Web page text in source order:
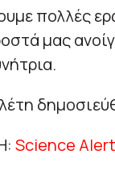
πολλές
μας
Science Alert